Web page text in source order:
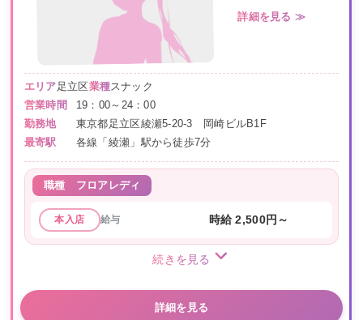
詳細を見る ≫
エリア足立区業種スナック
営業時間
19：00～24：00
勤務地
東京都足立区綾瀬5-20-3 岡崎ビルB1F
最寄駅
各線「綾瀬」駅から徒歩7分
職種 フロアレディ
本入店 給与 時給 2,500円～
続きを見る
詳細を見る